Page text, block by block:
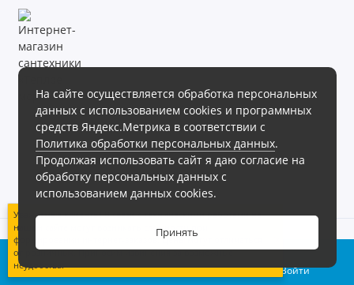
Корзина
0
Сравнение
Войти
На сайте осуществляется обработка персональных
данных с использованием cookies и программных
средств Яндекс.Метрика в соответствии с
Политика обработки персональных данных.
Продолжая использовать сайт я даю согласие на
обработку персональных данных с
использованием данных cookies.
Принять
Магазин сантехники «Теплое море» готов предложить своим
клиентам обширный ассортимент продукции в различных
ценовых диапазонах.
Интернет магазин сантехники «Теплое море», 2026г.
Политика обработки персональных данных
Уважаемые клиенты! В связи с техническими работами на
нашем сайте могут возникать сложности при
формировании интернет-заказов. Цены могут отличаться
от розничных. Приносим извинения за возможные
неудобства.